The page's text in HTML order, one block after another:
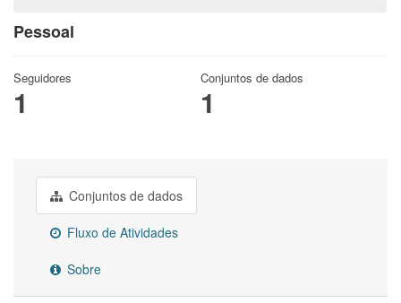
Pessoal
Seguidores
1
Conjuntos de dados
1
Conjuntos de dados
Fluxo de Atividades
Sobre